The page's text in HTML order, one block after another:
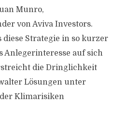
Munro,
von Aviva Investors.
diese Strategie in so kurzer
Anlegerinteresse auf sich
die Dringlichkeit
Lösungen unter
Klimarisiken